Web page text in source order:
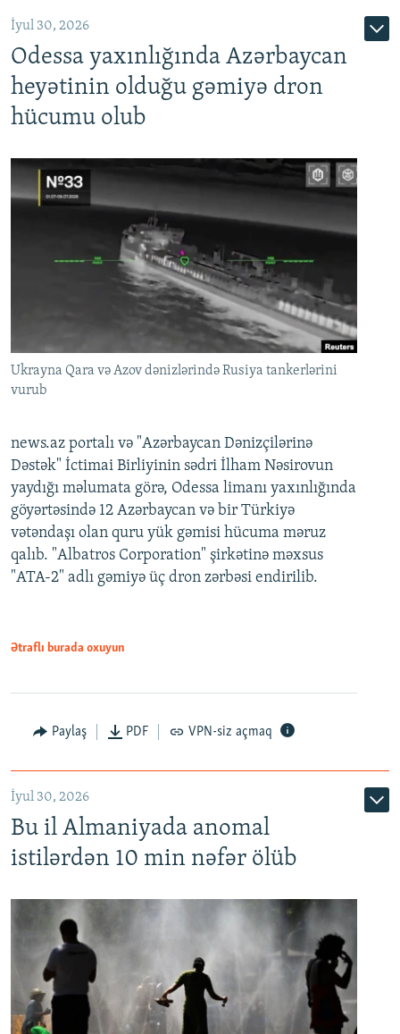
İyul 30, 2026
Odessa yaxınlığında Azərbaycan
heyətinin olduğu gəmiyə dron
hücumu olub
Ukrayna Qara və Azov dənizlərində Rusiya tankerlərini
vurub
news.az portalı və "Azərbaycan Dənizçilərinə
Dəstək" İctimai Birliyinin sədri İlham Nəsirovun
yaydığı məlumata görə, Odessa limanı yaxınlığında
göyərtəsində 12 Azərbaycan və bir Türkiyə
vətəndaşı olan quru yük gəmisi hücuma məruz
qalıb. "Albatros Corporation" şirkətinə məxsus
"ATA-2" adlı gəmiyə üç dron zərbəsi endirilib.
Ətraflı burada oxuyun
Paylaş PDF VPN-siz açmaq
İyul 30, 2026
Bu il Almaniyada anomal
istilərdən 10 min nəfər ölüb